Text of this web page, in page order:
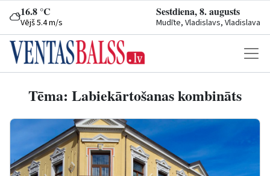
16.8 °C
Vējš 5.4 m/s
Sestdiena, 8. augusts
Mudīte, Vladislavs, Vladislava
Tēma: Labiekārtošanas kombināts